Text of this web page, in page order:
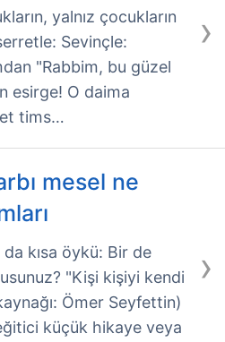
›
yalnız çocukların
Sevinçle:
"Rabbim, bu güzel
esirge! O daima
tims…
mesel ne
›
kısa öykü: Bir de
"Kişi kişiyi kendi
Ömer Seyfettin)
küçük hikaye veya